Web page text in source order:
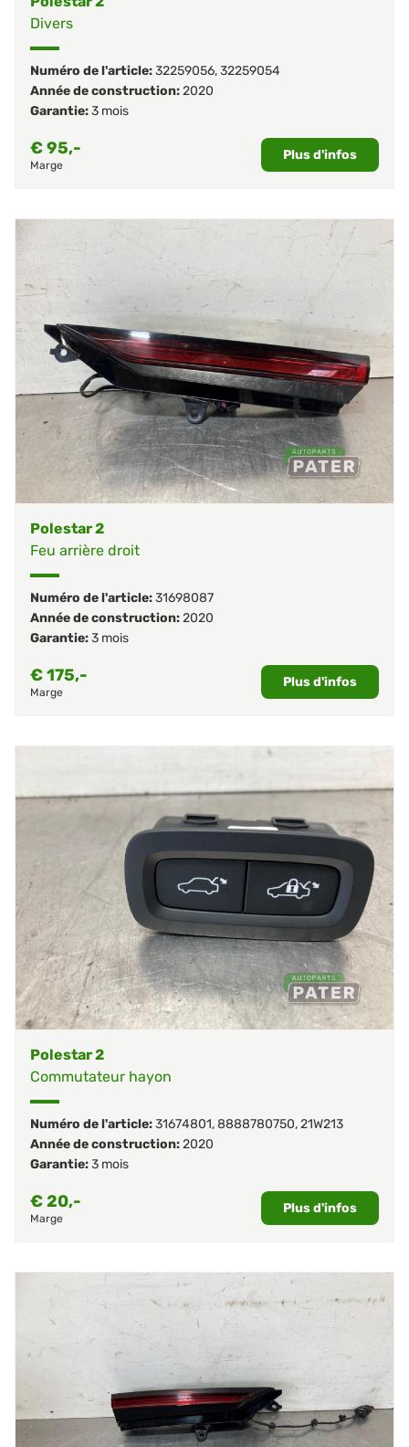
Divers
Numéro de l'article:32259056,32259054
Année de construction:2020
Garantie:3 mois
€95,-
Marge
Plus d'infos
Polestar 2
Feu arrière droit
Numéro de l'article:31698087
Année de construction:2020
Garantie:3 mois
€175,-
Marge
Plus d'infos
Polestar 2
Commutateur hayon
Numéro de l'article:31674801,8888780750,21W213
Année de construction:2020
Garantie:3 mois
€20,-
Marge
Plus d'infos